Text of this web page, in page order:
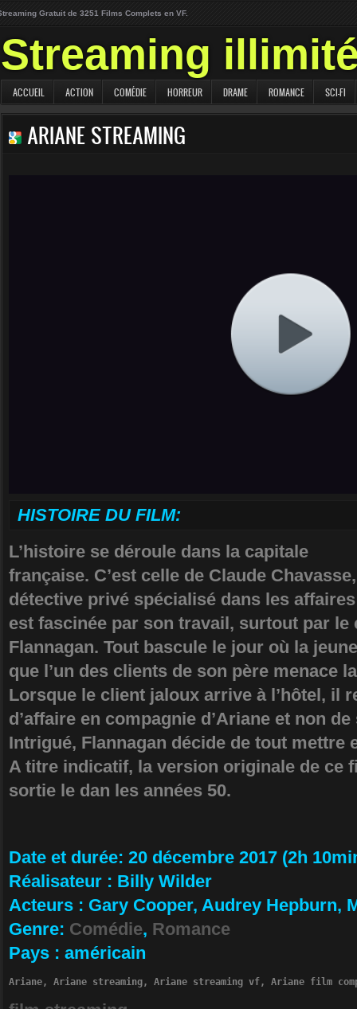
Gratuit de 3251 Films Complets en VF.
Streaming
ACCUEIL ACTION COMÉDIE HORREUR DRAME ROMANCE SCI-FI
ARIANE STREAMING
HISTOIRE DU FILM:
L’histoire se déroule dans la capitale
française. C’est celle de Claude
détective privé spécialisé dans les
est fascinée par son travail, surtout par le
Flannagan. Tout bascule le jour où la
que l’un des clients de son père menace
Lorsque le client jaloux arrive à l’hôtel, il
d’affaire en compagnie d’Ariane et non
Intrigué, Flannagan décide de tout
A titre indicatif, la version originale de ce
sortie le dan les années 50.
Da­te et durée: 20 décembre 2017 (2h
Ré­alisateur : Billy Wilder
Ac­teurs : Gary Cooper, Audrey Hepburn,
Ge­nre: Comédie, Romance
Pa­ys : américain
Ariane, Ariane streaming, Ariane streaming vf, Ariane film